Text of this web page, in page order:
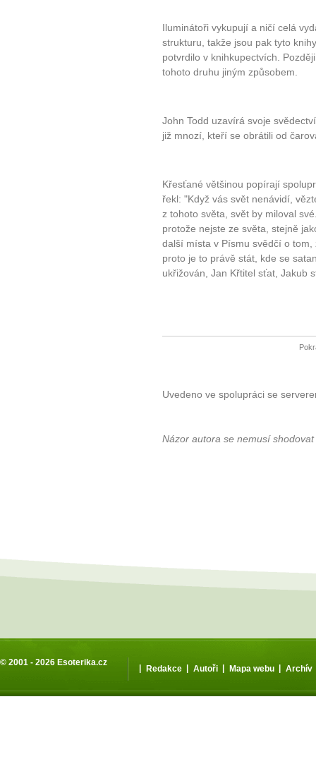
Iluminátoři vykupují a ničí celá
strukturu, takže jsou pak tyto
potvrdilo v knihkupectvích.
tohoto druhu jiným způsobem.
John Todd uzavírá svoje
již mnozí, kteří se obrátili od
Křesťané většinou popírají
řekl: "Když vás svět nenávidí,
z tohoto světa, svět by miloval
protože nejste ze světa, stejně
další místa v Písmu svědčí o
proto je to právě stát, kde se
ukřižován, Jan Křtitel sťat, Jakub
Uvedeno ve spolupráci se
Názor autora se nemusí
© 2001 - 2026 Esoterika.cz
| Redakce | Autoři | Mapa webu | Archív